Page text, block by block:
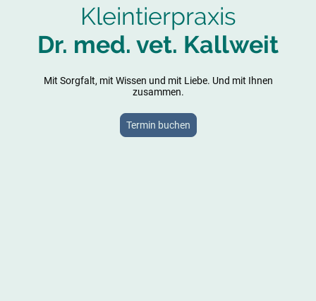
Kleintierpraxis
Dr. med. vet. Kallweit
Mit Sorgfalt, mit Wissen und mit Liebe. Und mit Ihnen
zusammen.
Termin buchen